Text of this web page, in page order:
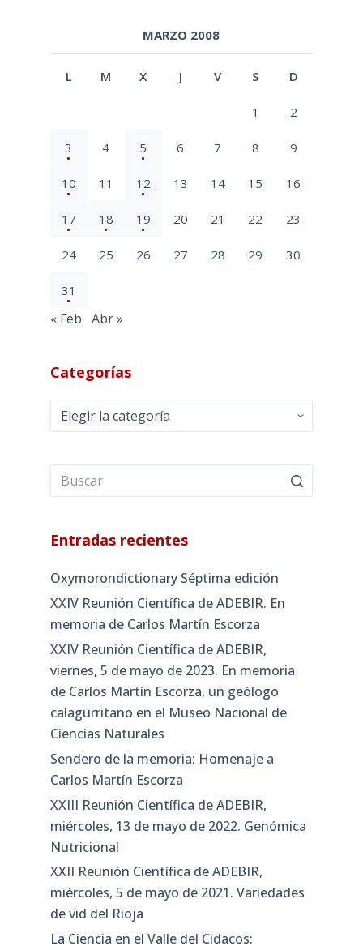
MARZO 2008
L M X J V S D
1 2
3 4 5 6 7 8 9
10 11 12 13 14 15 16
17 18 19 20 21 22 23
24 25 26 27 28 29 30
31
« Feb Abr »
Categorías
Categorías
Entradas recientes
Oxymorondictionary Séptima edición
XXIV Reunión Científica de ADEBIR. En
memoria de Carlos Martín Escorza
XXIV Reunión Científica de ADEBIR,
viernes, 5 de mayo de 2023. En memoria
de Carlos Martín Escorza, un geólogo
calagurritano en el Museo Nacional de
Ciencias Naturales
Sendero de la memoria: Homenaje a
Carlos Martín Escorza
XXIII Reunión Científica de ADEBIR,
miércoles, 13 de mayo de 2022. Genómica
Nutricional
XXII Reunión Científica de ADEBIR,
miércoles, 5 de mayo de 2021. Variedades
de vid del Rioja
La Ciencia en el Valle del Cidacos: